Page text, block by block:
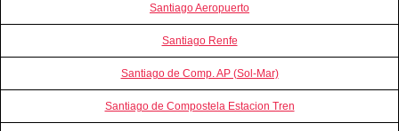
Santiago Aeropuerto
Santiago Renfe
Santiago de Comp. AP (Sol-Mar)
Santiago de Compostela Estacion Tren